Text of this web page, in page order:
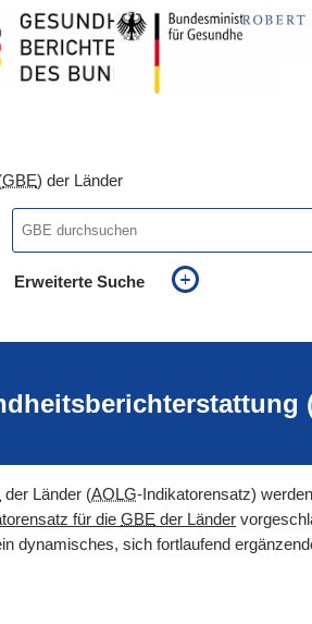
GBE) der Länder
Erweiterte Suche
der Länder (AOLG-Indikatorensatz)
für die GBE der Länder
dynamisches, sich fortlaufend